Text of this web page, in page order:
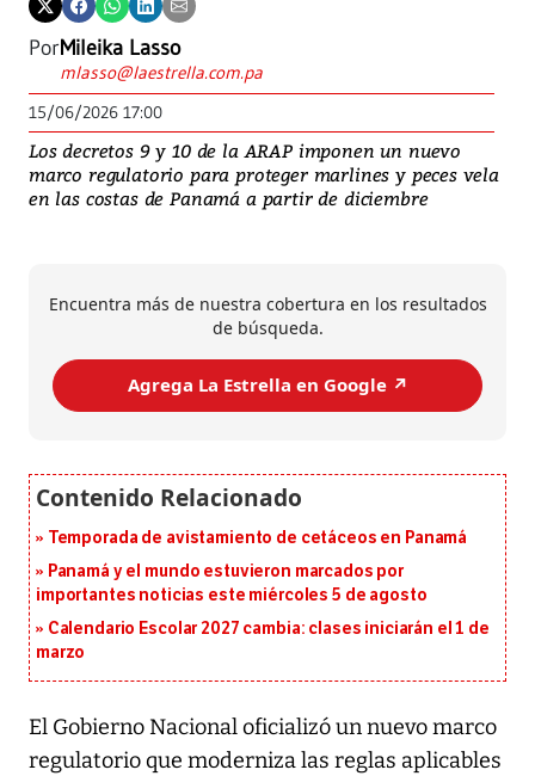
PorMileika Lasso
mlasso@laestrella.com.pa
15/06/2026 17:00
Los decretos 9 y 10 de la ARAP imponen un nuevo
marco regulatorio para proteger marlines y peces vela
en las costas de Panamá a partir de diciembre
Encuentra más de nuestra cobertura en los resultados
de búsqueda.
Agrega La Estrella en Google ↗️
Temporada de avistamiento de cetáceos en Panamá
Panamá y el mundo estuvieron marcados por
importantes noticias este miércoles 5 de agosto
Calendario Escolar 2027 cambia: clases iniciarán el 1 de
marzo
El Gobierno Nacional oficializó un nuevo marco
regulatorio que moderniza las reglas aplicables